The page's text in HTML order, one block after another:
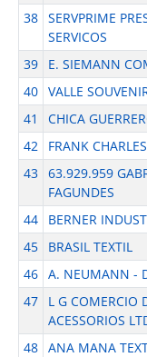
38 SERVPRIME
SERVICOS
39 E. SIEMANN
40 VALLE
41
CHICA
42
FRANK
43 63.929.959
FAGUNDES
44 BERNER
45
BRASIL TEXTIL
46 A. NEUMANN -
47
L G COMERCIO
ACESSORIOS
48 ANA MANA